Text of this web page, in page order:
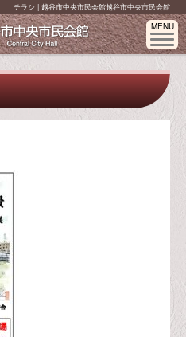
チラシ | 越谷市中央市民会館越谷市中央市民会館
MENU